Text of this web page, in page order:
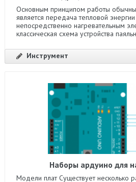
Основным принципом работы
является передача тепловой
непосредственно нагревательным
классическая схема устройства
Инструмент
Наборы ардуино для
Модели плат Существует несколько